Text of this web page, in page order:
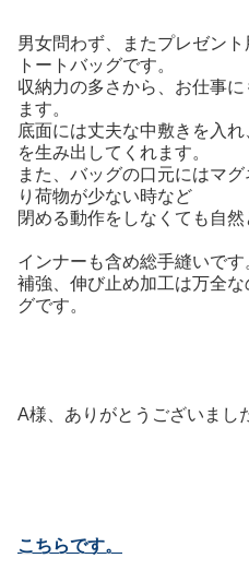
男女問わず、またプレゼン
トートバッグです。
収納力の多さから、お仕事
ます。
底面には丈夫な中敷きを入
を生み出してくれます。
また、バッグの口元にはマ
り荷物が少ない時など
閉める動作をしなくても自然
インナーも含め総手縫いです
補強、伸び止め加工は万全
グです。
A様、ありがとうございまし
こちらです。